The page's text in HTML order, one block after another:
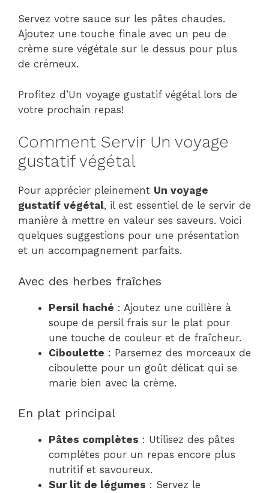
Servez votre sauce sur les pâtes chaudes.
Ajoutez une touche finale avec un peu de
crème sure végétale sur le dessus pour plus
de crémeux.
Profitez d’Un voyage gustatif végétal lors de
votre prochain repas!
Comment Servir Un voyage
gustatif végétal
Pour apprécier pleinement Un voyage
gustatif végétal, il est essentiel de le servir de
manière à mettre en valeur ses saveurs. Voici
quelques suggestions pour une présentation
et un accompagnement parfaits.
Avec des herbes fraîches
Persil haché : Ajoutez une cuillère à
soupe de persil frais sur le plat pour
une touche de couleur et de fraîcheur.
Ciboulette : Parsemez des morceaux de
ciboulette pour un goût délicat qui se
marie bien avec la crème.
En plat principal
Pâtes complètes : Utilisez des pâtes
complètes pour un repas encore plus
nutritif et savoureux.
Sur lit de légumes : Servez le